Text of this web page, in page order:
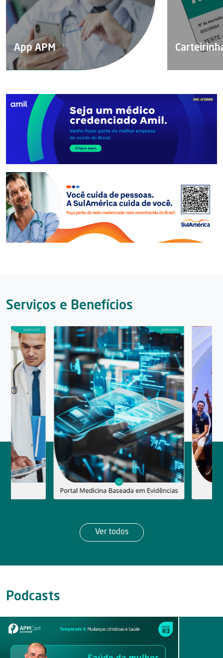
App APM
Serviços e Benefícios
Ver todos
Podcasts